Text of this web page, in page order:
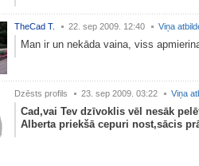
TheCad T. 22. sep 2009. 12:40 Viņa
Man ir un nekāda vaina, viss
Dzēsts profils 23. sep 2009. 03:22 Viņa
Cad,vai Tev dzīvoklis vēl nesāk
Alberta priekšā cepuri nost,sācis